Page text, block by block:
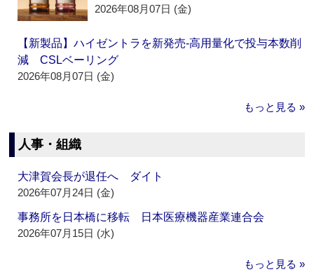
2026年08月07日 (金)
【新製品】ハイゼントラを新発売‐高用量化で投与本数削
減 CSLベーリング
2026年08月07日 (金)
もっと見る »
人事・組織
大津賀会長が退任へ ダイト
2026年07月24日 (金)
事務所を日本橋に移転 日本医療機器産業連合会
2026年07月15日 (水)
もっと見る »